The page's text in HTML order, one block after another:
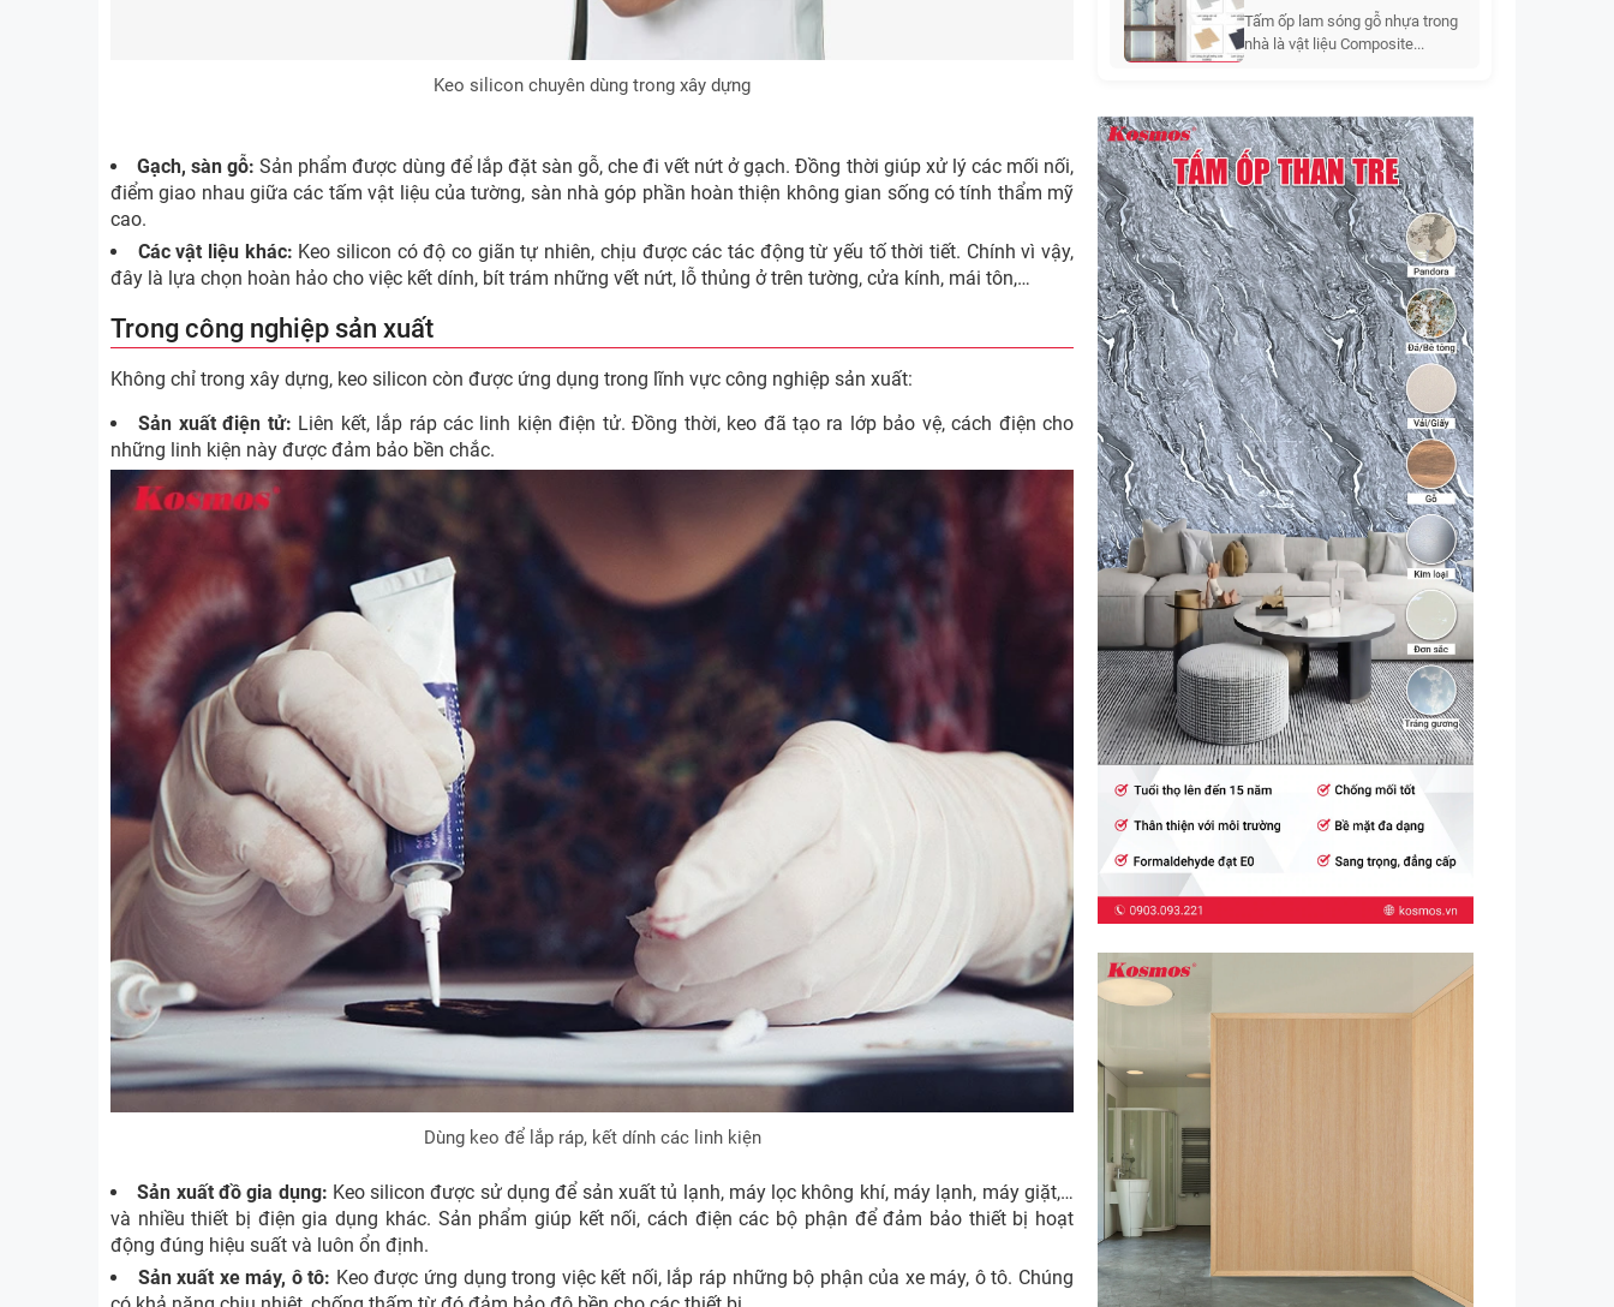
Keo silicon chuyên dùng trong xây dựng
Gạch, sàn gỗ: Sản phẩm được dùng để lắp đặt sàn gỗ, che đi vết nứt ở gạch. Đồng thời giúp xử lý các mối nối,
điểm giao nhau giữa các tấm vật liệu của tường, sàn nhà góp phần hoàn thiện không gian sống có tính thẩm mỹ
cao.
Các vật liệu khác: Keo silicon có độ co giãn tự nhiên, chịu được các tác động từ yếu tố thời tiết. Chính vì vậy,
đây là lựa chọn hoàn hảo cho việc kết dính, bít trám những vết nứt, lỗ thủng ở trên tường, cửa kính, mái tôn,…
Trong công nghiệp sản xuất
Không chỉ trong xây dựng, keo silicon còn được ứng dụng trong lĩnh vực công nghiệp sản xuất:
Sản xuất điện tử: Liên kết, lắp ráp các linh kiện điện tử. Đồng thời, keo đã tạo ra lớp bảo vệ, cách điện cho
những linh kiện này được đảm bảo bền chắc.
Dùng keo để lắp ráp, kết dính các linh kiện
Sản xuất đồ gia dụng: Keo silicon được sử dụng để sản xuất tủ lạnh, máy lọc không khí, máy lạnh, máy giặt,…
và nhiều thiết bị điện gia dụng khác. Sản phẩm giúp kết nối, cách điện các bộ phận để đảm bảo thiết bị hoạt
động đúng hiệu suất và luôn ổn định.
Sản xuất xe máy, ô tô: Keo được ứng dụng trong việc kết nối, lắp ráp những bộ phận của xe máy, ô tô. Chúng
nhược điểm, bộ sưu tập,
ứng dụng, báo giá
Tấm ốp lam sóng gỗ nhựa trong
nhà là vật liệu Composite...